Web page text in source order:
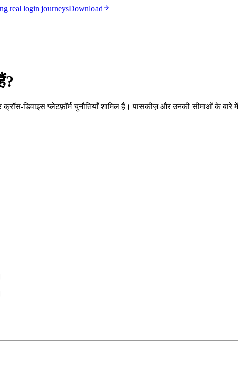
real login journeysDownload
डिवाइस प्लेटफ़ॉर्म चुनौतियाँ शामिल हैं। पासकीज़ और उनकी सीमाओं के बारे